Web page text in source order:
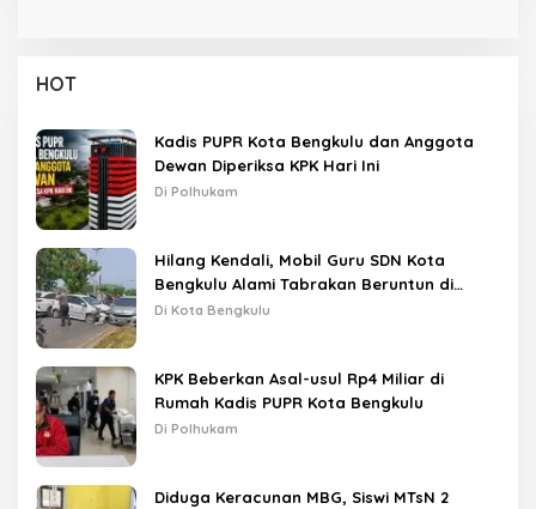
HOT
Kadis PUPR Kota Bengkulu dan Anggota
Dewan Diperiksa KPK Hari Ini
Di Polhukam
Hilang Kendali, Mobil Guru SDN Kota
Bengkulu Alami Tabrakan Beruntun di
Lampu Merah
Di Kota Bengkulu
KPK Beberkan Asal-usul Rp4 Miliar di
Rumah Kadis PUPR Kota Bengkulu
Di Polhukam
Diduga Keracunan MBG, Siswi MTsN 2